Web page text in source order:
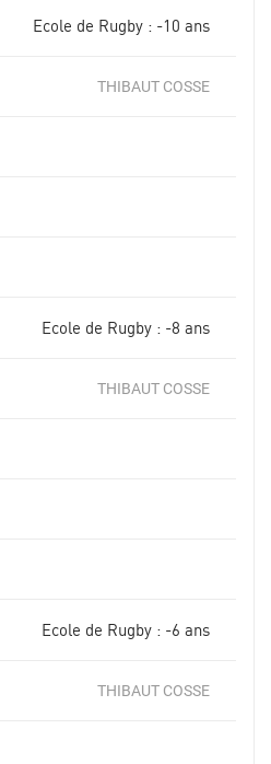
Ecole de Rugby : -10 ans
THIBAUT COSSE
Ecole de Rugby : -8 ans
THIBAUT COSSE
Ecole de Rugby : -6 ans
THIBAUT COSSE